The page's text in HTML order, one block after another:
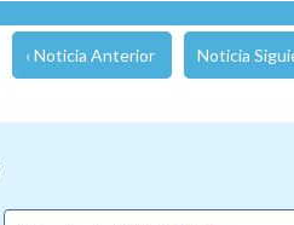
‹ Noticia Anterior Noticia